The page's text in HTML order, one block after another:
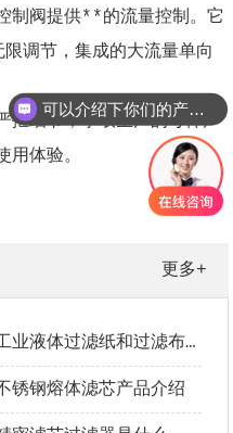
制阀提供**的流量控制。它
调节，集成的大流量单向
抠细节，争取生产的每件产
用体验。
更多+
工业液体过滤纸和过滤布**选型指南
锈钢熔体滤芯产品介绍
可以介绍下你们的产品么？